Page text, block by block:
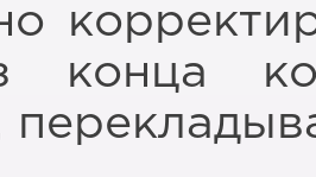
конца